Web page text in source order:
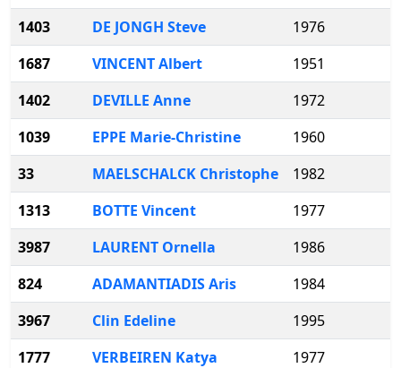
1403
DE JONGH Steve
1976
1687
VINCENT Albert
1951
1402
DEVILLE Anne
1972
1039
EPPE Marie-Christine
1960
33
MAELSCHALCK Christophe
1982
1313
BOTTE Vincent
1977
3987
LAURENT Ornella
1986
824
ADAMANTIADIS Aris
1984
3967
Clin Edeline
1995
1777
VERBEIREN Katya 1977